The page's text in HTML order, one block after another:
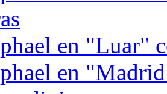
en "Luar"
en